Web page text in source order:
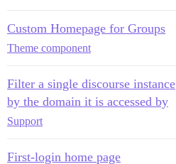
Custom Homepage for Groups
Theme component
Filter a single discourse instance
by the domain it is accessed by
Support
First-login home page